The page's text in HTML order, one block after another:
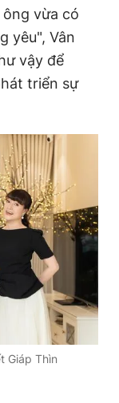
vừa có
yêu", Vân
vậy để
triển sự
Giáp Thìn